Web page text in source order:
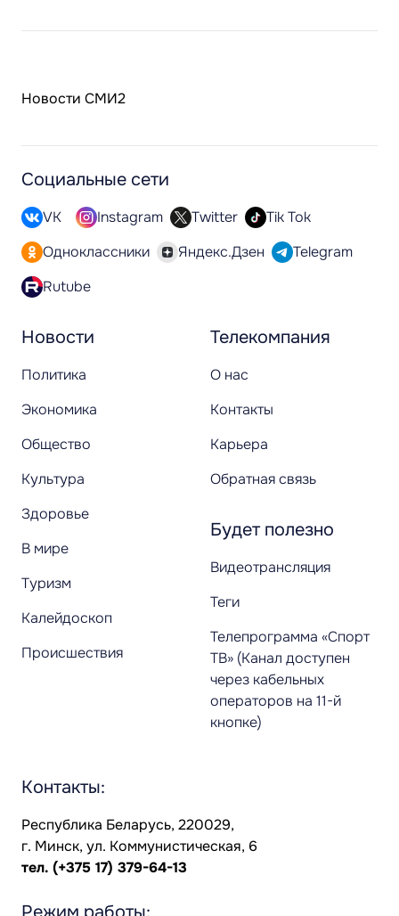
Новости СМИ2
Новости
Политика
Экономика
Общество
Культура
Здоровье
В мире
Туризм
Калейдоскоп
Происшествия
Телекомпания
О нас
Контакты
Карьера
Обратная связь
Будет полезно
Видеотрансляция
Теги
Телепрограмма «Спорт
ТВ» (Канал доступен
через кабельных
операторов на 11-й
кнопке)
Социальные сети
VK Instagram Twitter
Tik Tok
Одноклассники
Яндекс.Дзен
Telegram
Rutube
Контакты:
Республика Беларусь, 220029,
г. Минск, ул. Коммунистическая, 6
тел. (+375 17) 379-64-13